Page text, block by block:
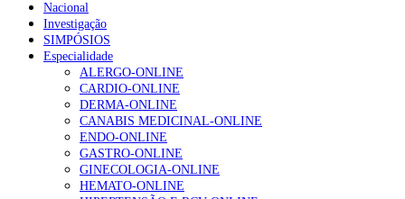
Enfermagem Forense. “Da urgência ao tribunal, cada
gesto conta e cada profissional faz a diferença”
202 visualizações
Alguns milhares de utentes podem ficar sem médico de
família com nova regras do registo, alerta associação
175 visualizações
Nacional
Investigação
SIMPÓSIOS
Especialidade
ALERGO-ONLINE
CARDIO-ONLINE
DERMA-ONLINE
CANABIS MEDICINAL-ONLINE
ENDO-ONLINE
GASTRO-ONLINE
GINECOLOGIA-ONLINE
HEMATO-ONLINE